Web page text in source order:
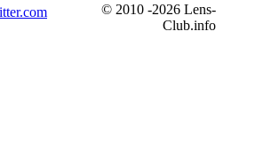
© 2010 -2026 Lens-
Club.info